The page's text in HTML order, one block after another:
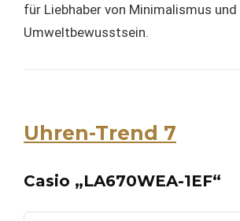
für Liebhaber von Minimalismus und
Umweltbewusstsein.
Uhren-Trend 7
Casio „LA670WEA-1EF“